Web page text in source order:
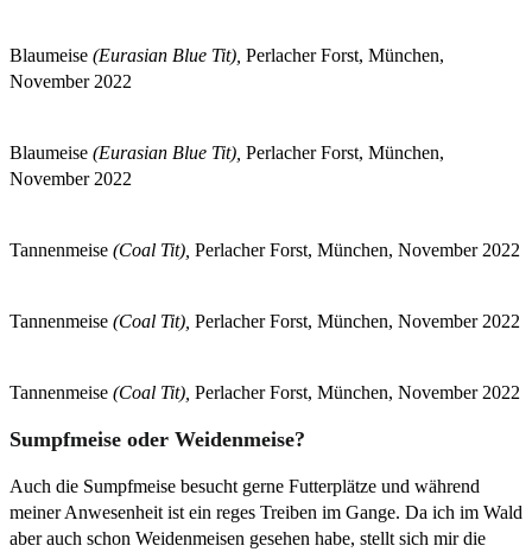
Blaumeise (Eurasian Blue Tit), Perlacher Forst, München,
November 2022
Blaumeise (Eurasian Blue Tit), Perlacher Forst, München,
November 2022
Tannenmeise (Coal Tit), Perlacher Forst, München, November 2022
Tannenmeise (Coal Tit), Perlacher Forst, München, November 2022
Tannenmeise (Coal Tit), Perlacher Forst, München, November 2022
Sumpfmeise oder Weidenmeise?
Auch die Sumpfmeise besucht gerne Futterplätze und während
meiner Anwesenheit ist ein reges Treiben im Gange. Da ich im Wald
aber auch schon Weidenmeisen gesehen habe, stellt sich mir die